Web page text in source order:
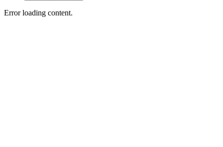
Error loading content.